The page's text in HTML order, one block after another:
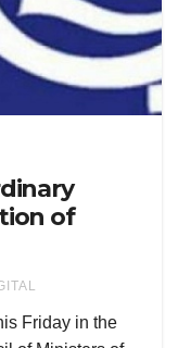
of
Friday in the